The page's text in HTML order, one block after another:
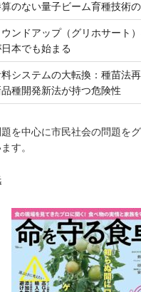
算のない量子ビーム育種技術
ウンドアップ（グリホサート
本でも始まる
システムの大転換：種苗法
品種開発新法が持つ危険性
を中心に市民社会の問題を
す。